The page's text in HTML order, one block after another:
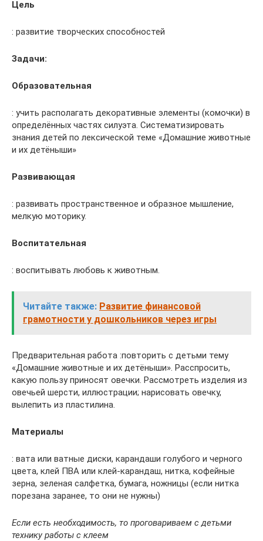
Цель
: развитие творческих способностей
Задачи:
Образовательная
: учить располагать декоративные элементы (комочки) в
определённых частях силуэта. Систематизировать
знания детей по лексической теме «Домашние животные
и их детёныши»
Развивающая
: развивать пространственное и образное мышление,
мелкую моторику.
Воспитательная
: воспитывать любовь к животным.
Читайте также: Развитие финансовой
грамотности у дошкольников через игры
Предварительная работа :повторить с детьми тему
«Домашние животные и их детёныши». Расспросить,
какую пользу приносят овечки. Рассмотреть изделия из
овечьей шерсти, иллюстрации; нарисовать овечку,
вылепить из пластилина.
Материалы
: вата или ватные диски, карандаши голубого и черного
цвета, клей ПВА или клей-карандаш, нитка, кофейные
зерна, зеленая салфетка, бумага, ножницы (если нитка
порезана заранее, то они не нужны)
Если есть необходимость, то проговариваем с детьми
технику работы с клеем